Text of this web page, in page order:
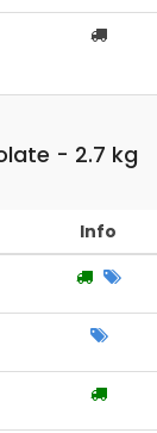
- 2.7 kg
Info